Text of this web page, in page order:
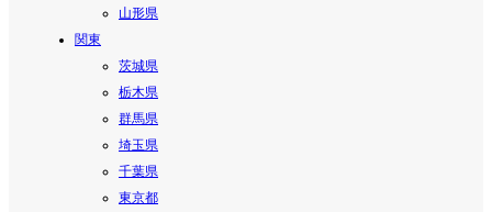
山形県
関東
茨城県
栃木県
群馬県
埼玉県
千葉県
東京都